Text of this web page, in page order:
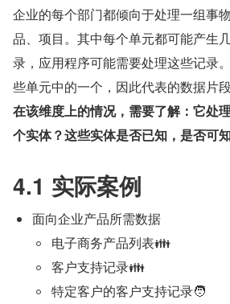
企业的每个部门都倾向于处理一组事
品、项目。其中每个单元都可能产生
录，应用程序可能需要处理这些记录
些单元中的一个，因此代表的数据片段
在该维度上的情况，需要了解：它处
个实体？这些实体是否已知，是否可
4.1 实际案例
面向企业产品所需数据
电子商务产品列表👪
客户支持记录👪
特定客户的客户支持记录🧑